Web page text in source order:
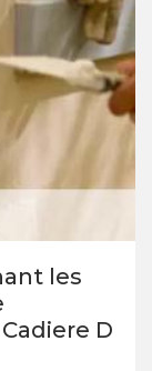
les
D